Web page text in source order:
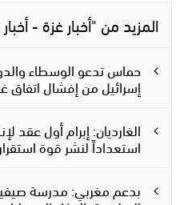
المزيد من "أخبار غزة -
حماس تدعو الوسطاء
إسرائيل من إفشال اتفاق
الغارديان: إبرام أول
استعداداً لنشر قوة
بدعم مغربي: مدرسة